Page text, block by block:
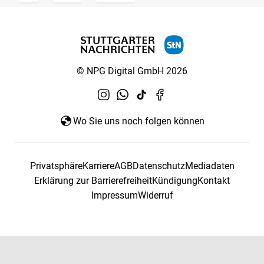
© NPG Digital GmbH 2026
Wo Sie uns noch folgen können
PrivatsphäreKarriereAGBDatenschutzMediadaten
Erklärung zur BarrierefreiheitKündigungKontakt
ImpressumWiderruf